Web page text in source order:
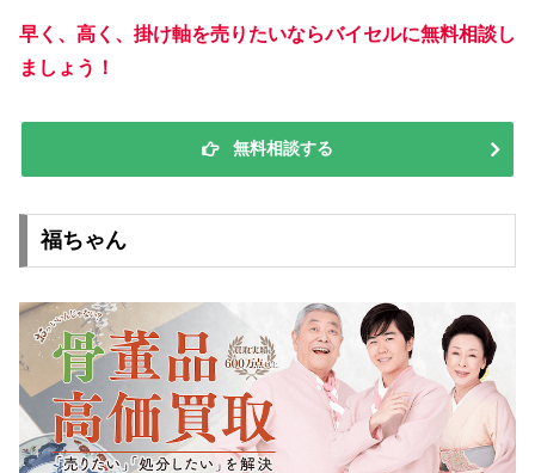
早く、高く、掛け軸を売りたいならバイセルに無料相談し
ましょう！
無料相談する
福ちゃん